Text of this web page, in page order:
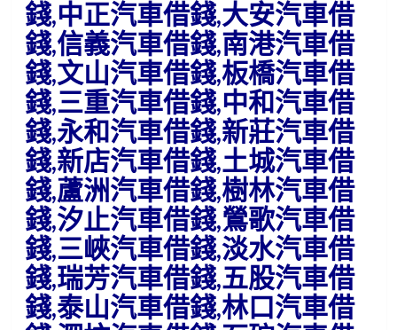
錢,中正汽車借錢,大安汽車借
錢,信義汽車借錢,南港汽車借
錢,文山汽車借錢,板橋汽車借
錢,三重汽車借錢,中和汽車借
錢,永和汽車借錢,新莊汽車借
錢,新店汽車借錢,土城汽車借
錢,蘆洲汽車借錢,樹林汽車借
錢,汐止汽車借錢,鶯歌汽車借
錢,三峽汽車借錢,淡水汽車借
錢,瑞芳汽車借錢,五股汽車借
錢,泰山汽車借錢,林口汽車借